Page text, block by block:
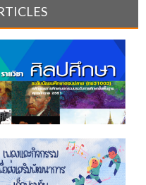
Art Education.